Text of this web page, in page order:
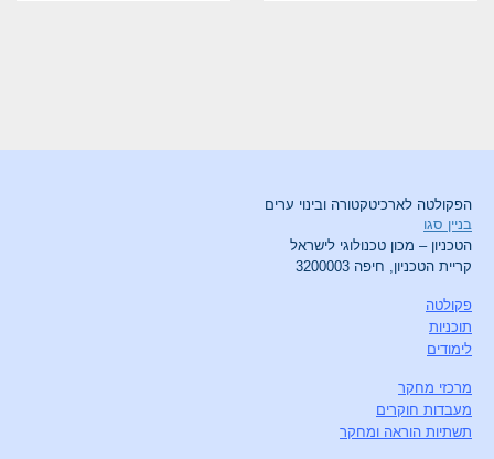
הפקולטה לארכיטקטורה ובינוי ערים
בניין סגו
הטכניון – מכון טכנולוגי לישראל
קריית הטכניון, חיפה 3200003
פקולטה
תוכניות
לימודים
מרכזי מחקר
מעבדות חוקרים
תשתיות הוראה ומחקר